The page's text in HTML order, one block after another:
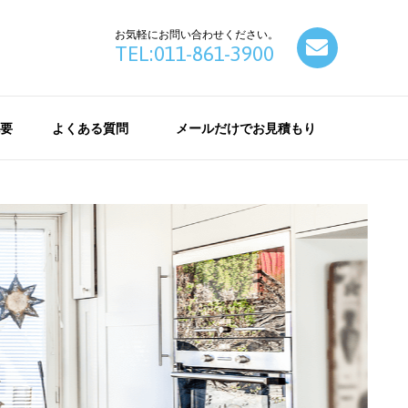
お気軽にお問い合わせください。
TEL:011-861-3900
よくある質問 メールだけでお見積もり